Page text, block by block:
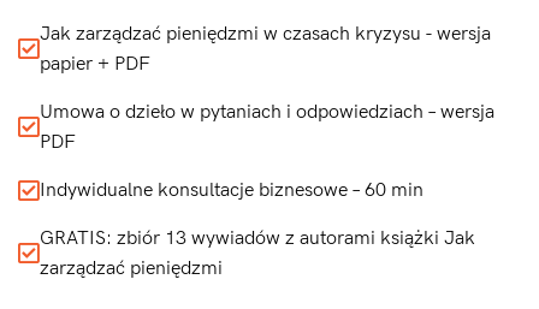
Jak zarządzać pieniędzmi w czasach kryzysu - wersja
papier + PDF
Umowa o dzieło w pytaniach i odpowiedziach – wersja
PDF
Indywidualne konsultacje biznesowe – 60 min
GRATIS: zbiór 13 wywiadów z autorami książki Jak
zarządzać pieniędzmi